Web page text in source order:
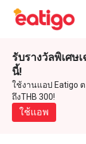
รับรางวัลพิเศษ
นี้!
ใช้งานแอป Eatigo
ถึงTHB 300!
ใช้แอพ